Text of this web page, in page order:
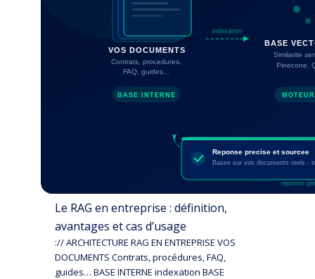
Le RAG en entreprise : définition,
avantages et cas d’usage
:// ARCHITECTURE RAG EN ENTREPRISE VOS
DOCUMENTS Contrats, procédures, FAQ,
guides… BASE INTERNE indexation BASE